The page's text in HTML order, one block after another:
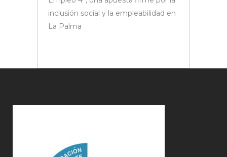
inclusión social y la empleabilidad en
La Palma